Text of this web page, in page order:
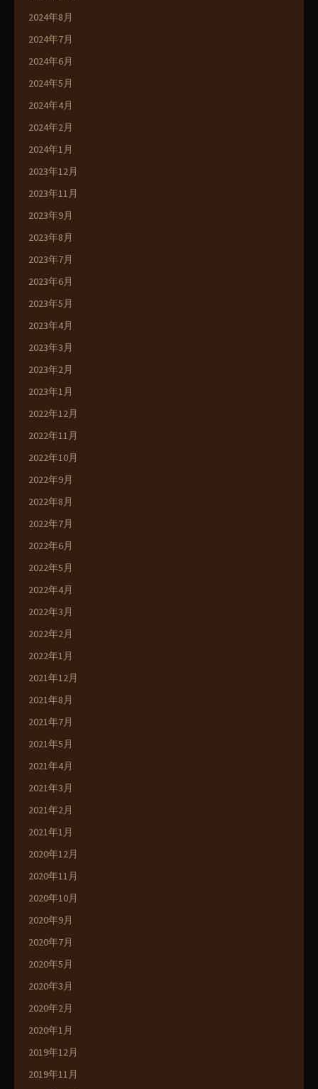
2024年8月
2024年7月
2024年6月
2024年5月
2024年4月
2024年2月
2024年1月
2023年12月
2023年11月
2023年9月
2023年8月
2023年7月
2023年6月
2023年5月
2023年4月
2023年3月
2023年2月
2023年1月
2022年12月
2022年11月
2022年10月
2022年9月
2022年8月
2022年7月
2022年6月
2022年5月
2022年4月
2022年3月
2022年2月
2022年1月
2021年12月
2021年8月
2021年7月
2021年5月
2021年4月
2021年3月
2021年2月
2021年1月
2020年12月
2020年11月
2020年10月
2020年9月
2020年7月
2020年5月
2020年3月
2020年2月
2020年1月
2019年12月
2019年11月